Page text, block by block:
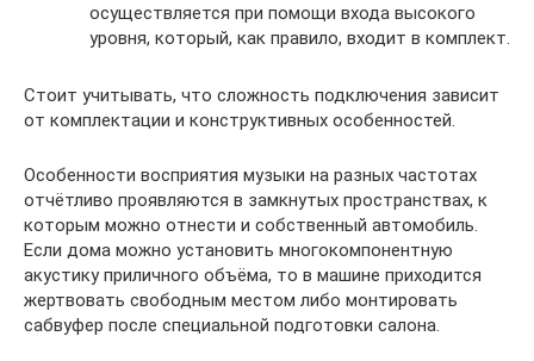
осуществляется при помощи входа высокого
уровня, который, как правило, входит в комплект.
Стоит учитывать, что сложность подключения зависит
от комплектации и конструктивных особенностей.
Особенности восприятия музыки на разных частотах
отчётливо проявляются в замкнутых пространствах, к
которым можно отнести и собственный автомобиль.
Если дома можно установить многокомпонентную
акустику приличного объёма, то в машине приходится
жертвовать свободным местом либо монтировать
сабвуфер после специальной подготовки салона.